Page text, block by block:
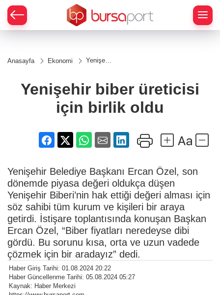
Anasayfa Ekonomi
Yenişehir
için birlik
oldu
Yenişehir biber üreticisi
için birlik oldu
Yenişehir Belediye Başkanı Ercan Özel, son
dönemde piyasa değeri oldukça düşen
Yenişehir Biberi’nin hak ettiği değeri alması için
söz sahibi tüm kurum ve kişileri bir araya
getirdi. İstişare toplantısında konuşan Başkan
Ercan Özel, “Biber fiyatları neredeyse dibi
gördü. Bu sorunu kısa, orta ve uzun vadede
çözmek için bir aradayız” dedi.
Haber Giriş Tarihi: 01.08.2024 20:22
Haber Güncellenme Tarihi: 05.08.2024 05:27
Kaynak: Haber Merkezi